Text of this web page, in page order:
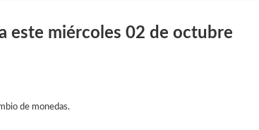
este miércoles 02 de octubre
de monedas.